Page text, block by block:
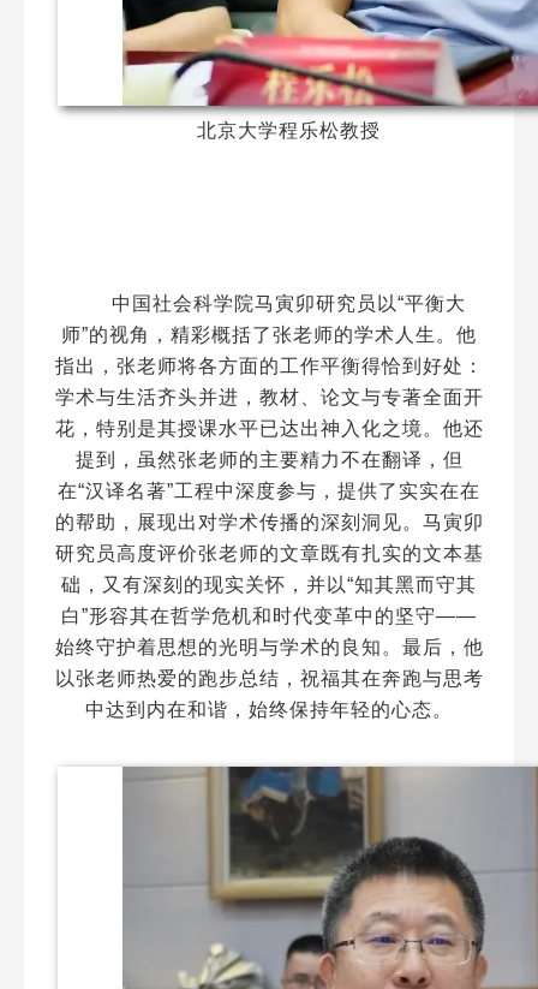
北京大学程乐松教授
中国社会科学院马寅卯研究员以“平衡大
师”的视角，精彩概括了张老师的学术人生。他
指出，张老师将各方面的工作平衡得恰到好处：
学术与生活齐头并进，教材、论文与专著全面开
花，特别是其授课水平已达出神入化之境。他还
提到，虽然张老师的主要精力不在翻译，但
在“汉译名著”工程中深度参与，提供了实实在在
的帮助，展现出对学术传播的深刻洞见。马寅卯
研究员高度评价张老师的文章既有扎实的文本基
础，又有深刻的现实关怀，并以“知其黑而守其
白”形容其在哲学危机和时代变革中的坚守——
始终守护着思想的光明与学术的良知。最后，他
以张老师热爱的跑步总结，祝福其在奔跑与思考
中达到内在和谐，始终保持年轻的心态。